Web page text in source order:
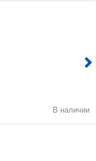
В наличии